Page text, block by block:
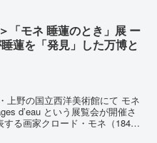
「モネ 睡蓮のとき」展 ー
蓮を「発見」した万博と
上野の国立西洋美術館にて モネ
d’eau という展覧会が開催さ
る画家クロード・モネ（1840-